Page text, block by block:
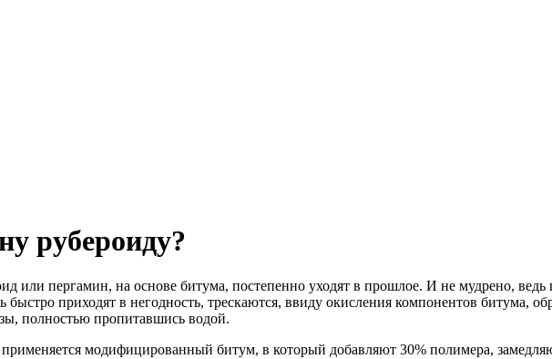
рубероиду?
или пергамин, на основе битума, постепенно уходят в прошлое. И не мудрено,
быстро приходят в негодность, трескаются, ввиду окисления компонентов битума,
полностью пропитавшись водой.
модифицированный битум, в который добавляют 30% полимера,